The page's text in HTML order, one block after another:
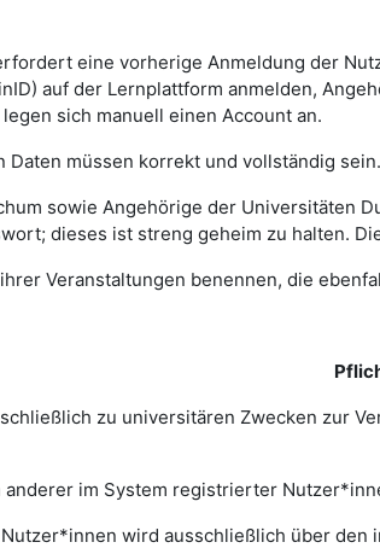
eine vorherige Anmeldung der
auf der Lernplattform anmelden,
sich manuell einen Account an.
Daten müssen korrekt und vollständig sein.
sowie Angehörige der Universitäten
dieses ist streng geheim zu halten.
Veranstaltungen benennen, die
zu universitären Zwecken zur
im System registrierter
wird ausschließlich über